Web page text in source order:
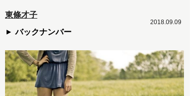
東條才子
バックナンバー
2018.09.09